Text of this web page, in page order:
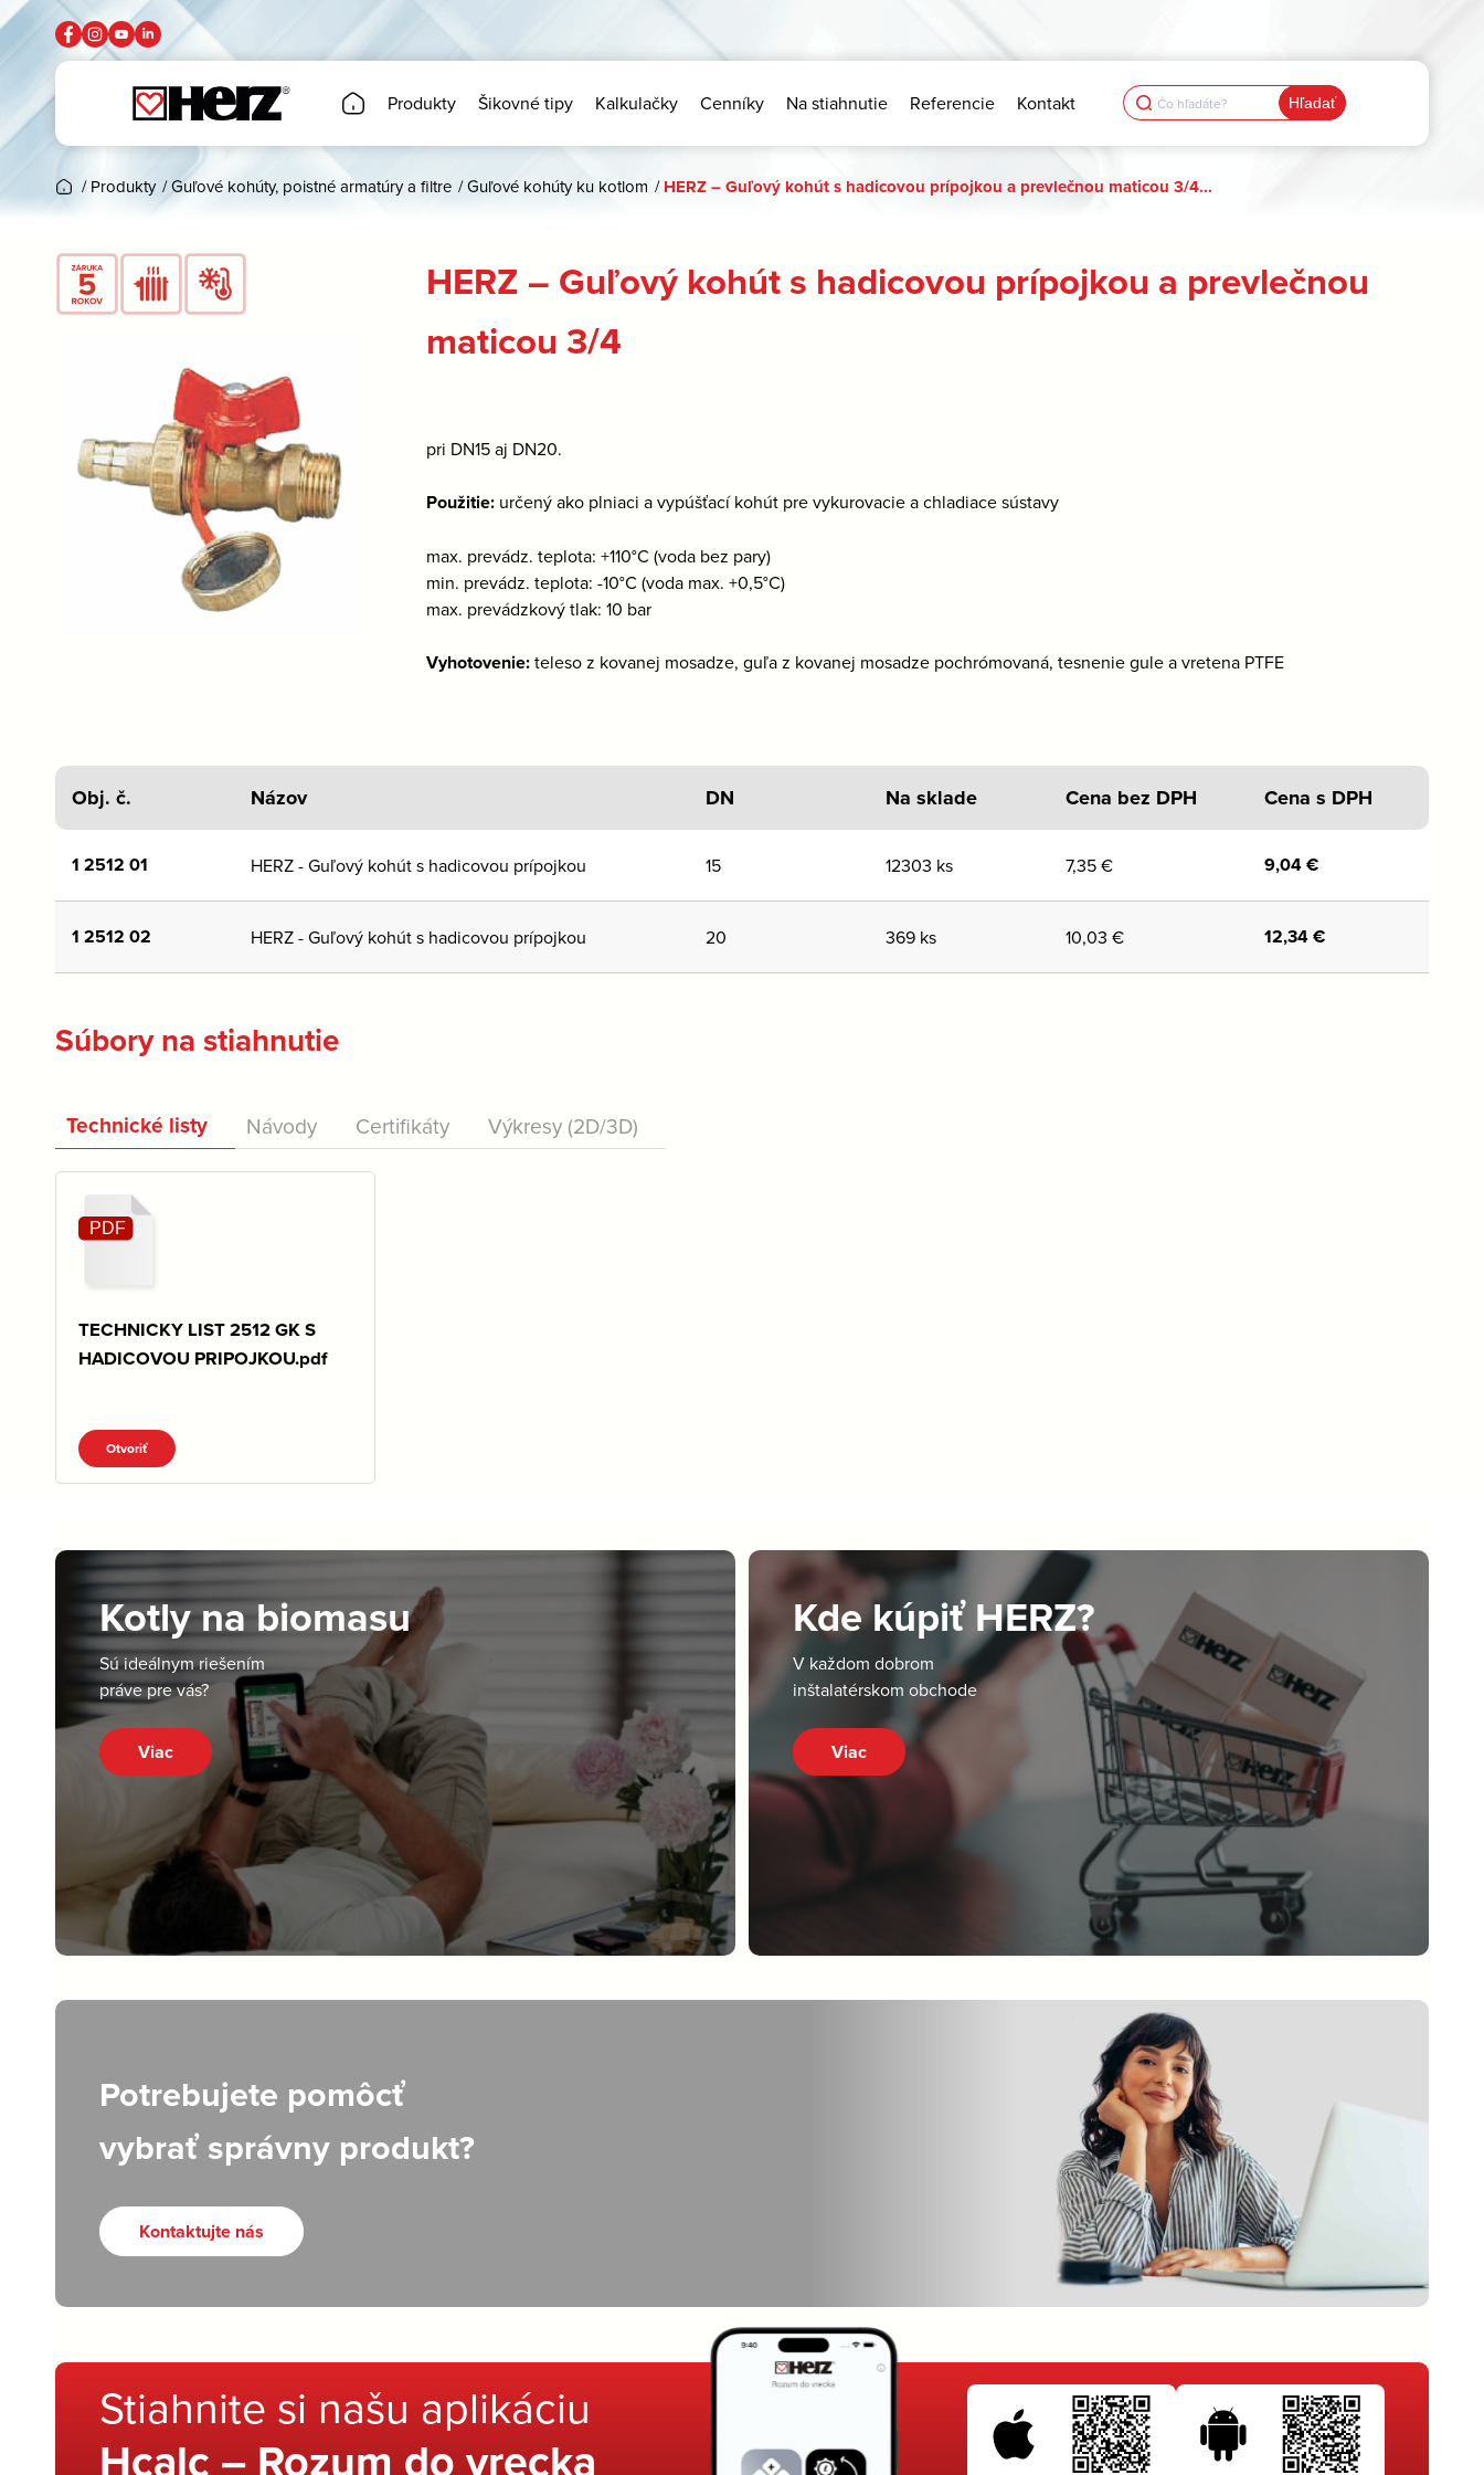
Produkty Šikovné tipy Kalkulačky Cenníky Na stiahnutie Referencie Kontakt Search
for:
/ Produkty /Guľové kohúty, poistné armatúry a filtre /Guľové kohúty ku kotlom / HERZ – Guľový kohút s hadicovou prípojkou a prevlečnou maticou 3/4...
HERZ – Guľový kohút s hadicovou prípojkou a prevlečnou
maticou 3/4
pri DN15 aj DN20.
Použitie: určený ako plniaci a vypúšťací kohút pre vykurovacie a chladiace sústavy
max. prevádz. teplota: +110°C (voda bez pary)
min. prevádz. teplota: -10°C (voda max. +0,5°C)
max. prevádzkový tlak: 10 bar
Vyhotovenie:teleso z kovanej mosadze, guľa z kovanej mosadze pochrómovaná, tesnenie gule a vretena PTFE
Obj. č. Názov DN Na sklade Cena bez DPH Cena s DPH
1 2512 01 HERZ - Guľový kohút s hadicovou prípojkou 15 12303 ks 7,35€ 9,04€
1 2512 02 HERZ - Guľový kohút s hadicovou prípojkou 20 369 ks 10,03 € 12,34€
Súbory na stiahnutie
Technické listy Návody Certifikáty Výkresy (2D/3D)
TECHNICKY LIST 2512 GK S
HADICOVOU PRIPOJKOU.pdf
Otvoriť
Kotly na biomasu
Sú ideálnym riešením
práve pre vás?
Viac
Kde kúpiť HERZ?
V každom dobrom
inštalatérskom obchode
Viac
Potrebujete pomôcť
vybrať správny produkt?
Kontaktujte nás
Stiahnite si našu aplikáciu
Hcalc – Rozum do vrecka